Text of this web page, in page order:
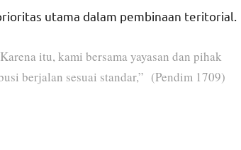
utama dalam pembinaan teritorial.
itu, kami bersama yayasan dan pihak
berjalan sesuai standar,” (Pendim 1709)